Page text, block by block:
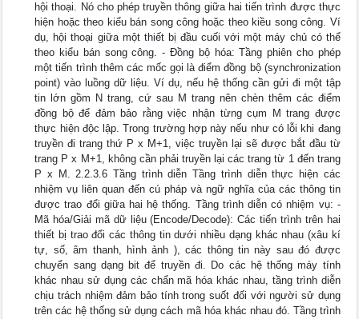
hội thoại. Nó cho phép truyền thông giữa hai tiến trình được thực
hiện hoặc theo kiểu bán song công hoặc theo kiều song công. Ví
dụ, hội thoại giữa một thiết bị đầu cuối với một máy chủ có thể
theo kiểu bán song công. - Đồng bộ hóa: Tầng phiên cho phép
một tiến trình thêm các mốc gọi là điểm đồng bộ (synchronization
point) vào luồng dữ liệu. Ví dụ, nếu hệ thống cần gửi đi một tập
tin lớn gồm N trang, cứ sau M trang nên chèn thêm các điểm
đồng bộ để đảm bảo rằng việc nhận từng cụm M trang được
thực hiện độc lập. Trong trường hợp này nếu như có lỗi khi đang
truyền đi trang thứ P x M+1, việc truyền lại sẽ được bắt đầu từ
trang P x M+1, không cần phải truyền lại các trang từ 1 đến trang
P x M. 2.2.3.6 Tầng trình diễn Tầng trình diễn thực hiện các
nhiệm vụ liên quan đến cú pháp và ngữ nghĩa của các thông tin
được trao đổi giữa hai hệ thống. Tầng trình diễn có nhiệm vụ: -
Mã hóa/Giải mã dữ liệu (Encode/Decode): Các tiến trình trên hai
thiết bị trao đổi các thông tin dưới nhiều dạng khác nhau (xâu kí
tự, số, âm thanh, hình ảnh ), các thông tin này sau đó được
chuyển sang dạng bit để truyền đi. Do các hệ thống máy tính
khác nhau sử dụng các chẩn mã hóa khác nhau, tầng trình diễn
chịu trách nhiệm đảm bảo tính trong suốt đối với người sử dụng
trên các hệ thống sử dụng cách mã hóa khác nhau đó. Tầng trình